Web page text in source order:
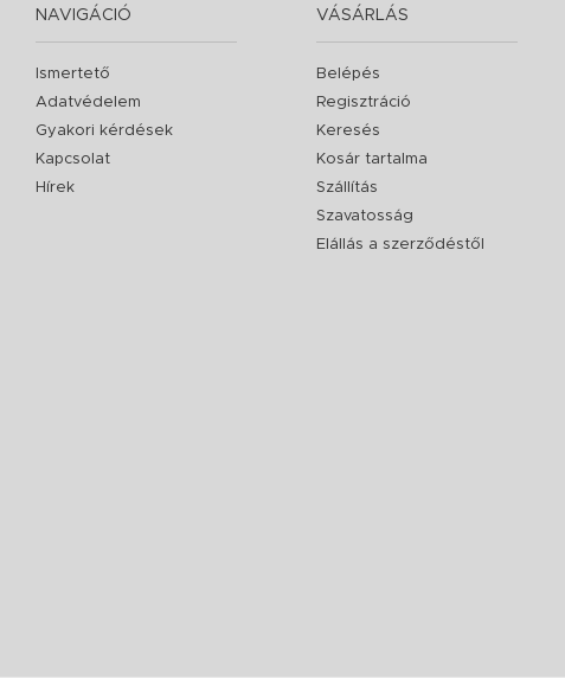
NAVIGÁCIÓ
Ismertető
Adatvédelem
Gyakori kérdések
Kapcsolat
Hírek
VÁSÁRLÁS
Belépés
Regisztráció
Keresés
Kosár tartalma
Szállítás
Szavatosság
Elállás a szerződéstől